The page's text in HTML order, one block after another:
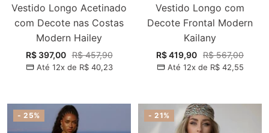
Vestido Longo Acetinado
com Decote nas Costas
Modern Hailey
Preço
promocional
R$ 397,00 Preço
normal
R$ 457,90
Até 12x de R$ 40,23
Vestido Longo com
Decote Frontal Modern
Kailany
Preço
promocional
R$ 419,90 Preço
normal
R$ 567,00
Até 12x de R$ 42,55
- 25% - 21%